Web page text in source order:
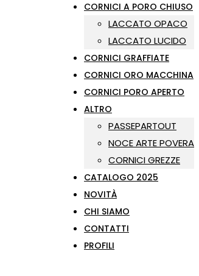
CORNICI A PORO CHIUSO
LACCATO OPACO
LACCATO LUCIDO
CORNICI GRAFFIATE
CORNICI ORO MACCHINA
CORNICI PORO APERTO
ALTRO
PASSEPARTOUT
NOCE ARTE POVERA
CORNICI GREZZE
CATALOGO 2025
NOVITÀ
CHI SIAMO
CONTATTI
PROFILI